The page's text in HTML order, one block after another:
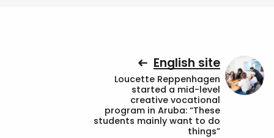
English site
Loucette Reppenhagen
started a mid-level
creative vocational
program in Aruba: “These
students mainly want to do
things”